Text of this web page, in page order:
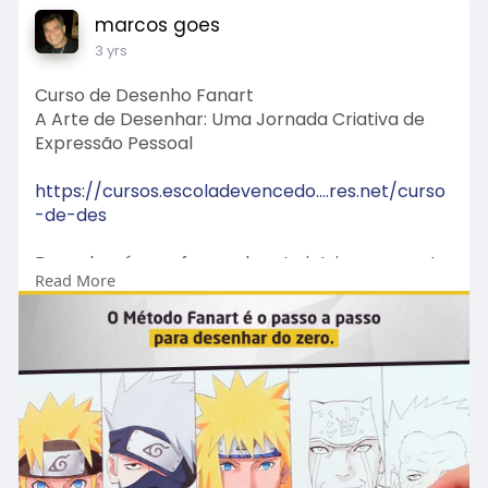
marcos goes
3 yrs
Curso de Desenho Fanart
A Arte de Desenhar: Uma Jornada Criativa de
Expressão Pessoal
https://cursos.escoladevencedo....res.net/curso
-de-des
Desenhar é uma forma de arte intrinsecamente
humana, uma expressão única que transcende
barreiras linguísticas e culturais. Desde os
primeiros rabiscos de uma criança até as obras-
primas de artistas renomados, o ato de
desenhar é uma jornada criativa que conecta o
indivíduo com sua imaginação e habilidades
artísticas. Neste artigo, exploraremos a arte de
desenhar, mergulhando na sua importância,
benefícios e no papel fundamental que
Read More